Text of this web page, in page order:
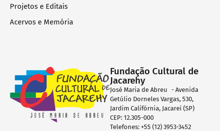
Projetos e Editais
Acervos e Memória
Fundação Cultural de
Jacarehy
José Maria de Abreu - Avenida
Getúlio Dorneles Vargas, 530,
Jardim Califórnia, Jacareí (SP)
CEP: 12.305-000
Telefones: +55 (12) 3953-3452